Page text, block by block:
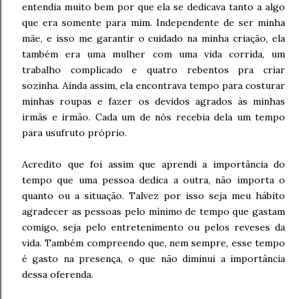
entendia muito bem por que ela se dedicava tanto a algo
que era somente para mim. Independente de ser minha
mãe, e isso me garantir o cuidado na minha criação, ela
também era uma mulher com uma vida corrida, um
trabalho complicado e quatro rebentos pra criar
sozinha. Ainda assim, ela encontrava tempo para costurar
minhas roupas e fazer os devidos agrados às minhas
irmãs e irmão. Cada um de nós recebia dela um tempo
para usufruto próprio.
Acredito que foi assim que aprendi a importância do
tempo que uma pessoa dedica a outra, não importa o
quanto ou a situação. Talvez por isso seja meu hábito
agradecer as pessoas pelo mínimo de tempo que gastam
comigo, seja pelo entretenimento ou pelos reveses da
vida. Também compreendo que, nem sempre, esse tempo
é gasto na presença, o que não diminui a importância
dessa oferenda.